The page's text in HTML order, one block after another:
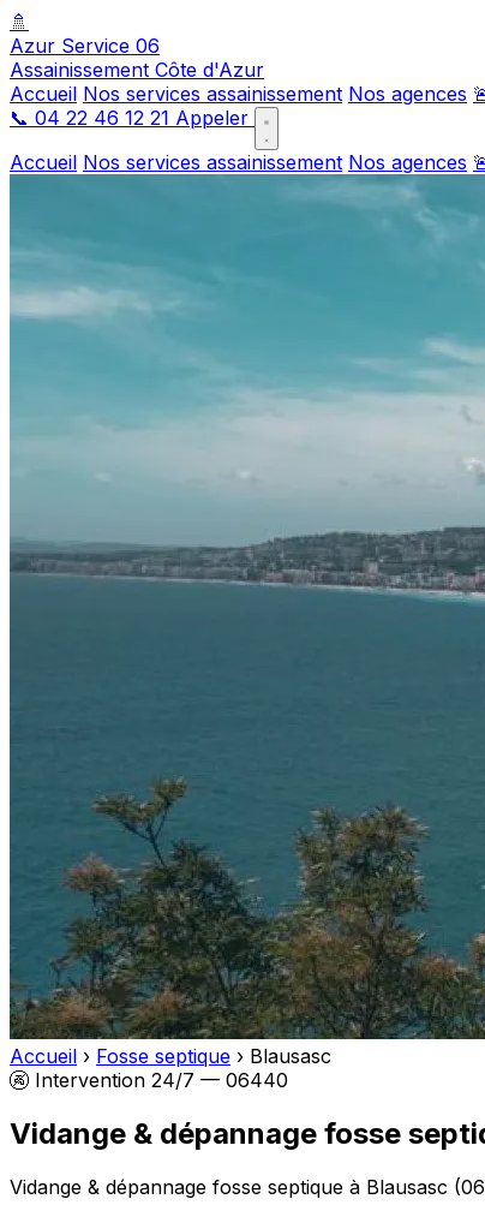
🚿
Azur Service 06
Assainissement Côte d'Azur
Accueil Nos services assainissement Nos agences
📞 04 22 46 12 21 Appeler
Accueil Nos services assainissement Nos agences
Accueil › Fosse septique › Blausasc
🚱 Intervention 24/7 — 06440
Vidange & dépannage fosse
Vidange & dépannage fosse septique à Blausasc